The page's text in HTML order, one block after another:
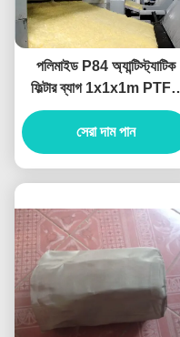
পলিমাইড P84 অ্যান্টিস্ট্যাটিক
ফিল্টার ব্যাগ 1x1x1m PTFE
সুতা সহ
সেরা দাম পান